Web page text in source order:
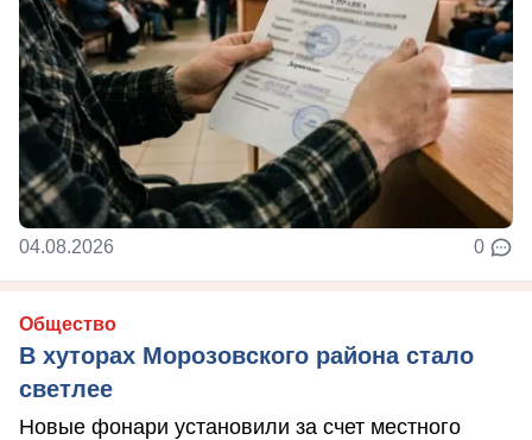
04.08.2026 0
Общество
В хуторах Морозовского района стало
светлее
Новые фонари установили за счет местного